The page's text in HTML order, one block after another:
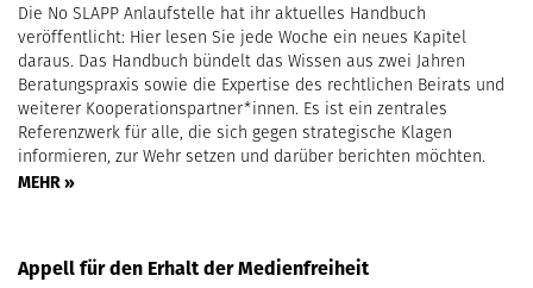
Die No SLAPP Anlaufstelle hat ihr aktuelles Handbuch
veröffentlicht: Hier lesen Sie jede Woche ein neues Kapitel
daraus. Das Handbuch bündelt das Wissen aus zwei Jahren
Beratungspraxis sowie die Expertise des rechtlichen Beirats und
weiterer Kooperationspartner*innen. Es ist ein zentrales
Referenzwerk für alle, die sich gegen strategische Klagen
informieren, zur Wehr setzen und darüber berichten möchten.
MEHR »
Appell für den Erhalt der Medienfreiheit